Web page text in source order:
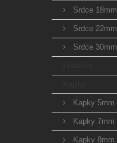
Srdce 18mm
Srdce 22mm
Srdce 30mm
Kapky 5mm
Kapky 7mm
Kapky 8mm